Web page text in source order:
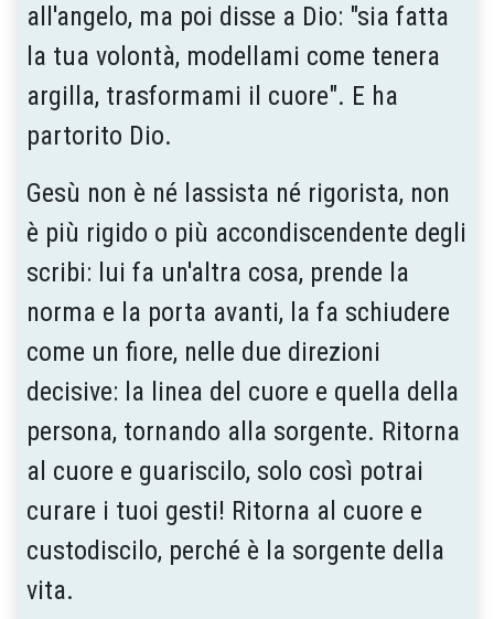
all'angelo, ma poi disse a Dio: "sia fatta
la tua volontà, modellami come tenera
argilla, trasformami il cuore". E ha
partorito Dio.
Gesù non è né lassista né rigorista, non
è più rigido o più accondiscendente degli
scribi: lui fa un'altra cosa, prende la
norma e la porta avanti, la fa schiudere
come un fiore, nelle due direzioni
decisive: la linea del cuore e quella della
persona, tornando alla sorgente. Ritorna
al cuore e guariscilo, solo così potrai
curare i tuoi gesti! Ritorna al cuore e
custodiscilo, perché è la sorgente della
vita.